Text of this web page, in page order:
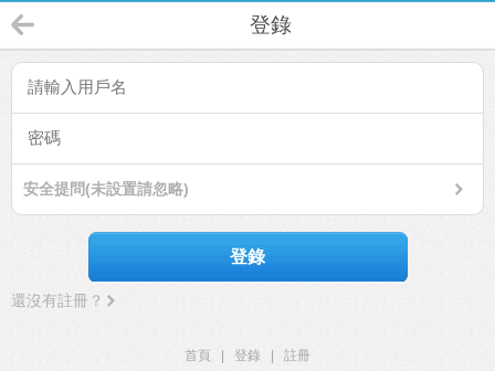
登錄
安全提問(未設置請忽略)
登錄
還沒有註冊？
首頁 登錄
註冊